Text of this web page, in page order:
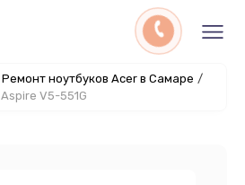
Ремонт ноутбуков Acer в Самаре /
Aspire V5-551G